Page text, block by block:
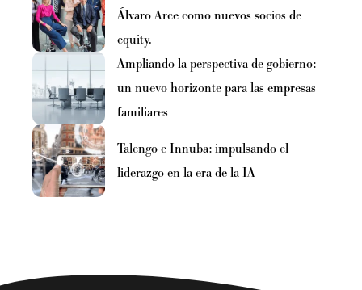
Álvaro Arce como nuevos socios de
equity.
Ampliando la perspectiva de gobierno:
un nuevo horizonte para las empresas
familiares
Talengo e Innuba: impulsando el
liderazgo en la era de la IA